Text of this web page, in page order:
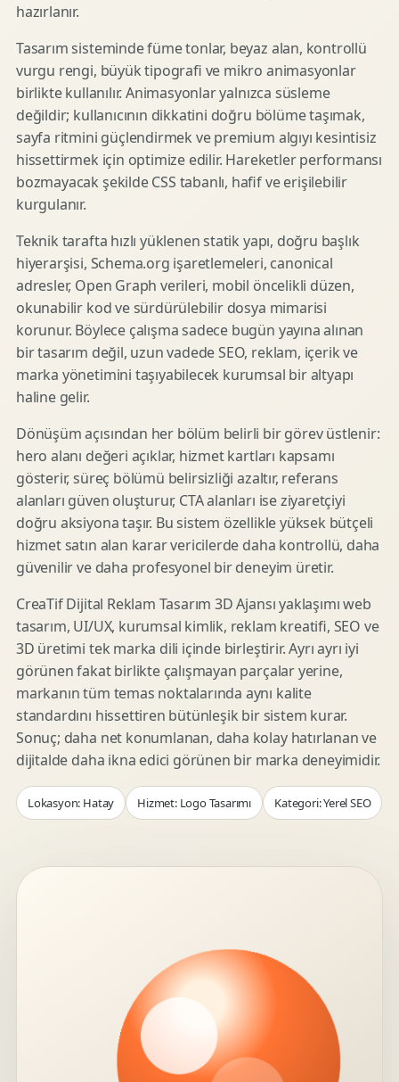
hazırlanır.
Tasarım sisteminde füme tonlar, beyaz alan, kontrollü
vurgu rengi, büyük tipografi ve mikro animasyonlar
birlikte kullanılır. Animasyonlar yalnızca süsleme
değildir; kullanıcının dikkatini doğru bölüme taşımak,
sayfa ritmini güçlendirmek ve premium algıyı kesintisiz
hissettirmek için optimize edilir. Hareketler performansı
bozmayacak şekilde CSS tabanlı, hafif ve erişilebilir
kurgulanır.
Teknik tarafta hızlı yüklenen statik yapı, doğru başlık
hiyerarşisi, Schema.org işaretlemeleri, canonical
adresler, Open Graph verileri, mobil öncelikli düzen,
okunabilir kod ve sürdürülebilir dosya mimarisi
korunur. Böylece çalışma sadece bugün yayına alınan
bir tasarım değil, uzun vadede SEO, reklam, içerik ve
marka yönetimini taşıyabilecek kurumsal bir altyapı
haline gelir.
Dönüşüm açısından her bölüm belirli bir görev üstlenir:
hero alanı değeri açıklar, hizmet kartları kapsamı
gösterir, süreç bölümü belirsizliği azaltır, referans
alanları güven oluşturur, CTA alanları ise ziyaretçiyi
doğru aksiyona taşır. Bu sistem özellikle yüksek bütçeli
hizmet satın alan karar vericilerde daha kontrollü, daha
güvenilir ve daha profesyonel bir deneyim üretir.
CreaTif Dijital Reklam Tasarım 3D Ajansı yaklaşımı web
tasarım, UI/UX, kurumsal kimlik, reklam kreatifi, SEO ve
3D üretimi tek marka dili içinde birleştirir. Ayrı ayrı iyi
görünen fakat birlikte çalışmayan parçalar yerine,
markanın tüm temas noktalarında aynı kalite
standardını hissettiren bütünleşik bir sistem kurar.
Sonuç; daha net konumlanan, daha kolay hatırlanan ve
dijitalde daha ikna edici görünen bir marka deneyimidir.
Lokasyon: Hatay Hizmet: Logo Tasarımı Kategori: Yerel SEO